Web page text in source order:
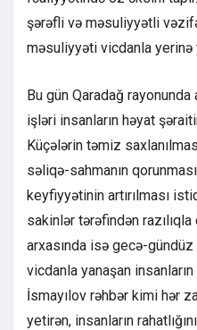
şərəfli və məsuliyyətli
məsuliyyəti vicdanla yerinə
Bu gün Qaradağ rayonunda
işləri insanların həyat
Küçələrin təmiz
səliqə-sahmanın
keyfiyyətinin artırılması
sakinlər tərəfindən razılıqla
arxasında isə gecə-
vicdanla yanaşan
İsmayılov rəhbər kimi hər
yetirən, insanların